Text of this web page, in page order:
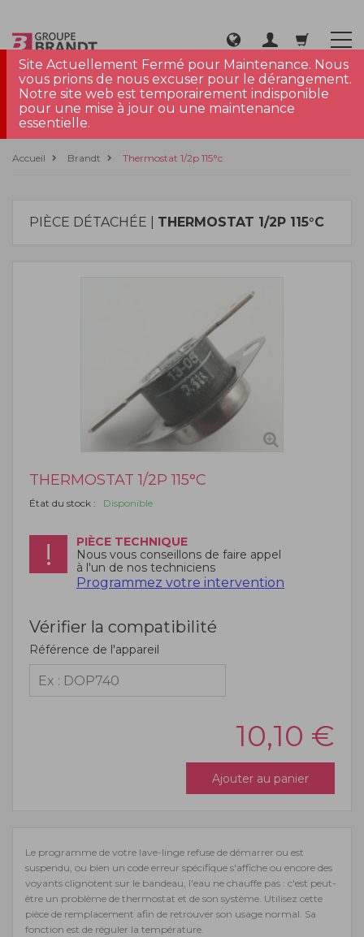
Site Actuellement Fermé pour Maintenance. Nous
vous prions de nous excuser pour le dérangement.
Notre site web est temporairement indisponible
pour une mise à jour ou une maintenance
essentielle.
Accueil Brandt Thermostat 1/2p 115°c
PIÈCE DÉTACHÉE | THERMOSTAT 1/2P 115°C
THERMOSTAT 1/2P 115°C
État du stock : Disponible
PIÈCE TECHNIQUE
Nous vous conseillons de faire appel
à l'un de nos techniciens
Programmez votre intervention
Vérifier la compatibilité
Référence de l'appareil
10,10 €
Ajouter au panier
Le programme de votre lave-linge refuse de démarrer ou est
suspendu, ou bien un code erreur spécifique s'affiche ou encore des
voyants clignotent sur le bandeau, l'eau ne chauffe pas : c'est peut-
être un problème de thermostat et de son système. Utilisez cette
pièce de remplacement afin de retrouver son usage normal. Sa
fonction est de réguler la température.